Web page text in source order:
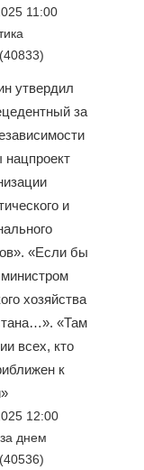
11:00
утвердил
за
нацпроект
и
«Если бы
хозяйства
«Там
всех, кто
к
12:00
днем